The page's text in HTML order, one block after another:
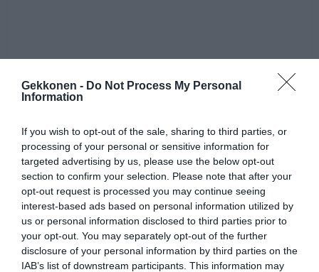
Gekkonen - Do Not Process My Personal
Information
If you wish to opt-out of the sale, sharing to third parties, or
processing of your personal or sensitive information for
targeted advertising by us, please use the below opt-out
section to confirm your selection. Please note that after your
opt-out request is processed you may continue seeing
interest-based ads based on personal information utilized by
us or personal information disclosed to third parties prior to
your opt-out. You may separately opt-out of the further
disclosure of your personal information by third parties on the
IAB’s list of downstream participants. This information may